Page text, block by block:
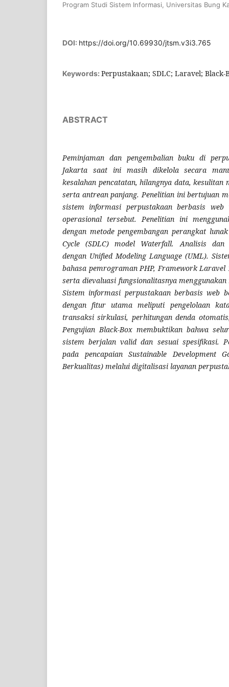
Program Studi Sistem Informasi, Universitas Bung
DOI: https://doi.org/10.69930/jtsm.v3i3.765
Keywords: Perpustakaan; SDLC; Laravel; Black-
ABSTRACT
Peminjaman dan pengembalian buku di
Jakarta saat ini masih dikelola secara
kesalahan pencatatan, hilangnya data,
serta antrean panjang. Penelitian ini bertujuan
sistem informasi perpustakaan berbasis web
operasional tersebut. Penelitian ini
dengan metode pengembangan perangkat
Cycle (SDLC) model Waterfall. Analisis dan
dengan Unified Modeling Language (UML).
bahasa pemrograman PHP, Framework Laravel
serta dievaluasi fungsionalitasnya
Sistem informasi perpustakaan berbasis web
dengan fitur utama meliputi pengelolaan
transaksi sirkulasi, perhitungan denda
Pengujian Black-Box membuktikan bahwa
sistem berjalan valid dan sesuai spesifikasi.
pada pencapaian Sustainable Development
Berkualitas) melalui digitalisasi layanan